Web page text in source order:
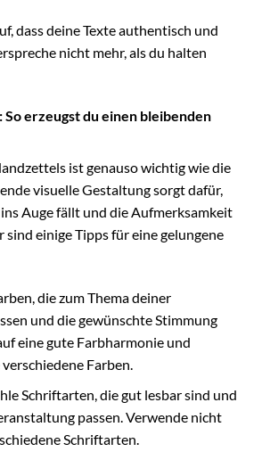
dass deine Texte authentisch und
nicht mehr, als du halten
erzeugst du einen bleibenden
ist genauso wichtig wie die
visuelle Gestaltung sorgt dafür,
Auge fällt und die Aufmerksamkeit
sind einige Tipps für eine gelungene
die zum Thema deiner
und die gewünschte Stimmung
eine gute Farbharmonie und
Farben.
Schriftarten, die gut lesbar sind und
passen. Verwende nicht
Schriftarten.